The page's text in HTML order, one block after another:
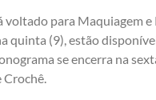
para Maquiagem
quinta (9), estão
se encerra na
Crochê.